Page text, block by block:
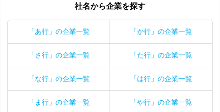
社名から企業を探す
「あ行」の企業一覧 「か行」の企業一覧
「さ行」の企業一覧 「た行」の企業一覧
「な行」の企業一覧 「は行」の企業一覧
「ま行」の企業一覧 「や行」の企業一覧